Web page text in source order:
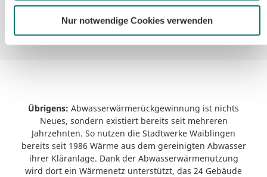
Nur notwendige Cookies verwenden
Standort vom Nutzungsverhalten abhängt.
Übrigens: Abwasserwärmerückgewinnung ist nichts
Neues, sondern existiert bereits seit mehreren
Jahrzehnten. So nutzen die Stadtwerke Waiblingen
bereits seit 1986 Wärme aus dem gereinigten Abwasser
ihrer Kläranlage. Dank der Abwasserwärmenutzung
wird dort ein Wärmenetz unterstützt, das 24 Gebäude